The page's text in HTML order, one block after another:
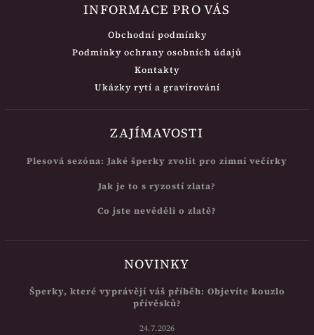
INFORMACE PRO VÁS
Obchodní podmínky
Podmínky ochrany osobních údajů
Kontakty
Ukázky rytí a gravírování
ZAJÍMAVOSTI
Plesová sezóna: Jaké šperky zvolit pro zimní večírky
Jak je to s ryzostí zlata?
Co jste nevěděli o zlatě?
NOVINKY
Šperky, které vyprávějí váš příběh: Objevíte kouzlo
přívěsků?
24.7.2026